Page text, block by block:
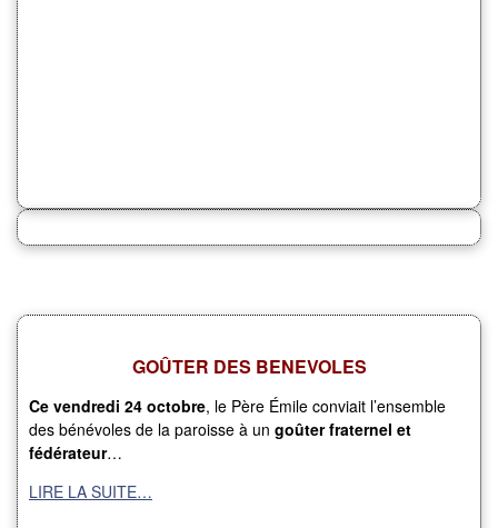
GOÛTER DES BENEVOLES
Ce vendredi 24 octobre, le Père Émile conviait l’ensemble
des bénévoles de la paroisse à un goûter fraternel et
fédérateur…
LIRE LA SUITE…